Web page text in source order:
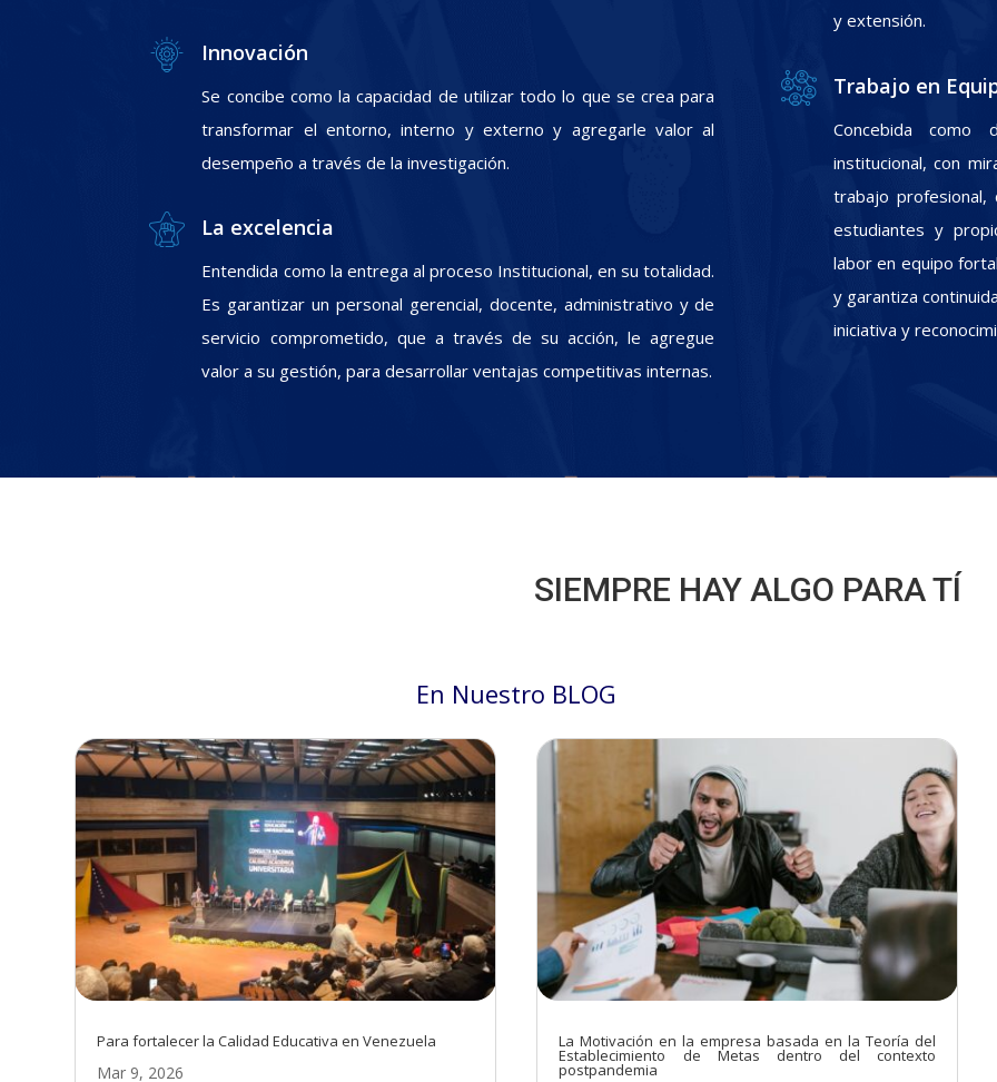
Innovación
Se concibe como la capacidad de utilizar todo lo que se crea para
transformar el entorno, interno y externo y agregarle valor al
desempeño a través de la investigación.
La excelencia
Entendida como la entrega al proceso Institucional, en su totalidad.
Es garantizar un personal gerencial, docente, administrativo y de
servicio comprometido, que a través de su acción, le agregue
valor a su gestión, para desarrollar ventajas competitivas internas.
y extensión.
Trabajo en
Concebida como
institucional, con
trabajo
estudiantes y
labor en equipo
y garantiza
iniciativa y
SIEMPRE HAY ALGO PARA TÍ
En Nuestro BLOG
Para fortalecer la Calidad Educativa en Venezuela
Mar 9, 2026
La Motivación en la empresa basada en la Teoría del
Establecimiento de Metas dentro del contexto
postpandemia